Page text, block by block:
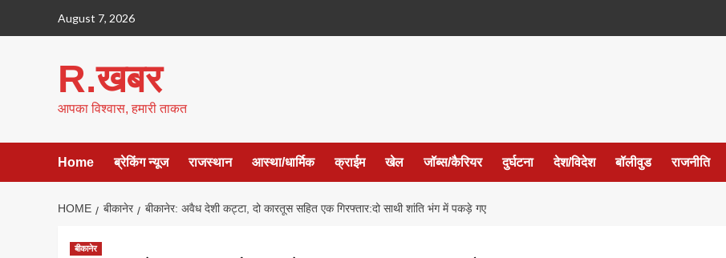
August 7, 2026
R.खबर
आपका विश्वास, हमारी ताकत
Home ब्रेकिंग न्यूज राजस्थान आस्था/धार्मिक क्राईम खेल जॉब्स/कैरियर दुर्घटना देश/विदेश बॉलीवुड राजनीति
HOME बीकानेर बीकानेर: अवैध देशी कट्टा, दो कारतूस सहित एक गिरफ्तार:दो साथी शांति भंग में पकड़े गए
बीकानेर